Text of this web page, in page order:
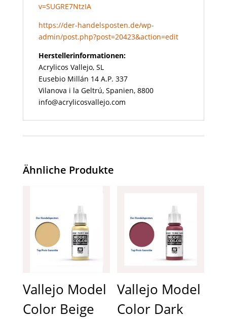
v=SUGRE7NtzIA
https://der-handelsposten.de/wp-
admin/post.php?post=20423&action=edit
Herstellerinformationen:
Acrylicos Vallejo, SL
Eusebio Millán 14 A.P. 337
Vilanova i la Geltrú, Spanien, 8800
info@acrylicosvallejo.com
Ähnliche Produkte
Vallejo Model
Color Beige
Vallejo Model
Color Dark